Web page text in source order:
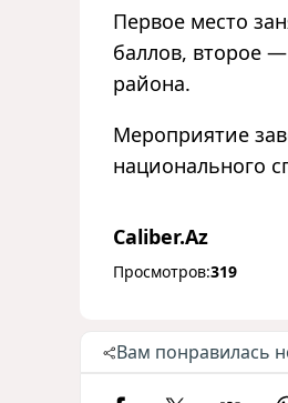
Первое место
баллов, второе —
района.
Мероприятие
национального
Caliber.Az
Просмотров:319
Вам понравилась